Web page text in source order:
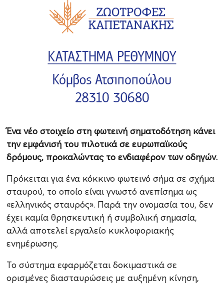
Ένα νέο στοιχείο στη φωτεινή σηματοδότηση κάνει
την εμφάνισή του πιλοτικά σε ευρωπαϊκούς
δρόμους, προκαλώντας το ενδιαφέρον των οδηγών.
Πρόκειται για ένα κόκκινο φωτεινό σήμα σε σχήμα
σταυρού, το οποίο είναι γνωστό ανεπίσημα ως
«ελληνικός σταυρός». Παρά την ονομασία του, δεν
έχει καμία θρησκευτική ή συμβολική σημασία,
αλλά αποτελεί εργαλείο κυκλοφοριακής
ενημέρωσης.
Το σύστημα εφαρμόζεται δοκιμαστικά σε
ορισμένες διασταυρώσεις με αυξημένη κίνηση,